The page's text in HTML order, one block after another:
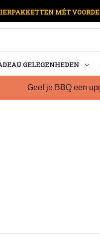
MÉT
GELEGENHEDEN
Geef je BBQ een